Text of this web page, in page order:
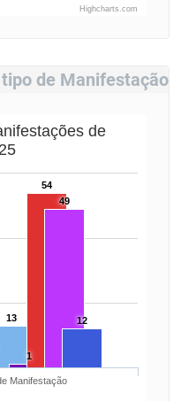
Highcharts.com
de Manifestação
de
13
1
54
49
12
Manifestação